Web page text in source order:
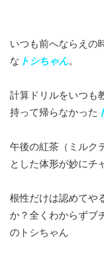
いつも前へならえの
な トシちゃん。
計算ドリルをいつも
持って帰らなかった
午後の紅茶（ミルク
とした体形が妙にチ
根性だけは認めてや
か？全くわからずブ
のトシちゃん